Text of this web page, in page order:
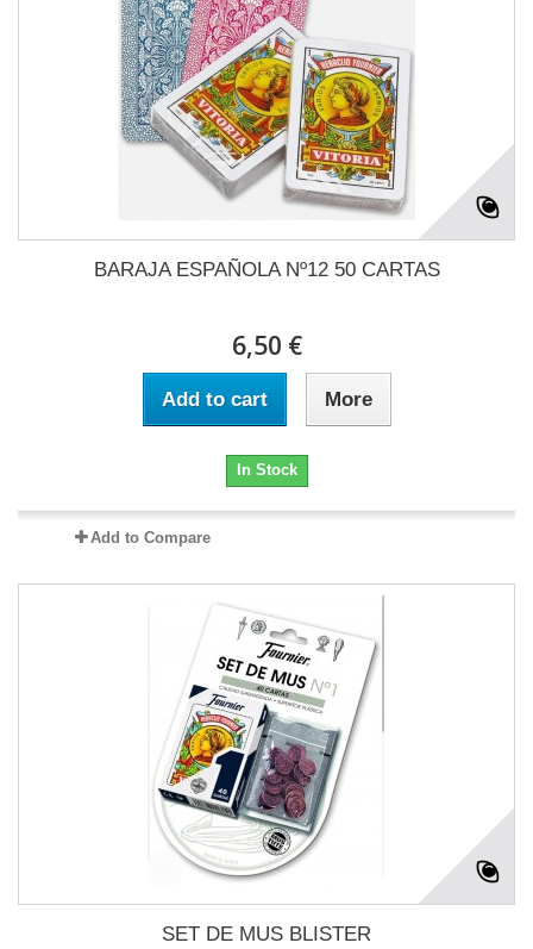
BARAJA ESPAÑOLA Nº12 50 CARTAS
6,50 €
Add to cart More
In Stock
Add to Compare
SET DE MUS BLISTER